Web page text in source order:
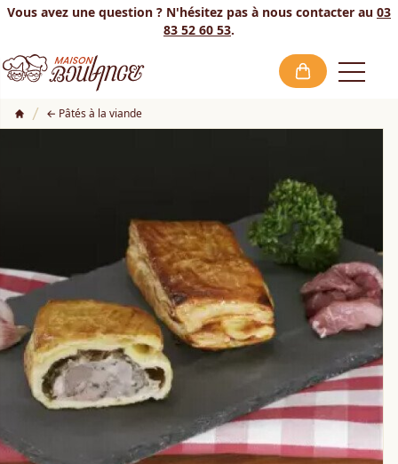
Vous avez une question ? N'hésitez pas à nous contacter au 03
83 52 60 53.
Pâtés à la viande